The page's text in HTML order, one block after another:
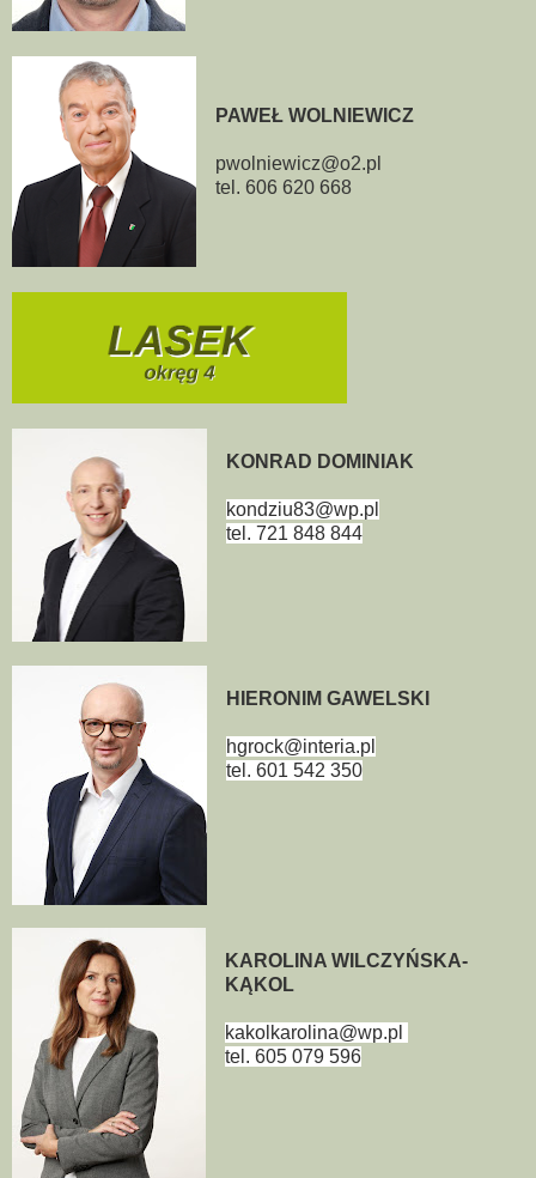
PAWEŁ WOLNIEWICZ
pwolniewicz@o2.pl
tel. 606 620 668
KONRAD DOMINIAK
kondziu83@wp.pl
tel. 721 848 844
HIERONIM GAWELSKI
hgrock@interia.pl
tel. 601 542 350
KAROLINA WILCZYŃSKA-
KĄKOL
kakolkarolina@wp.pl
tel. 605 079 596